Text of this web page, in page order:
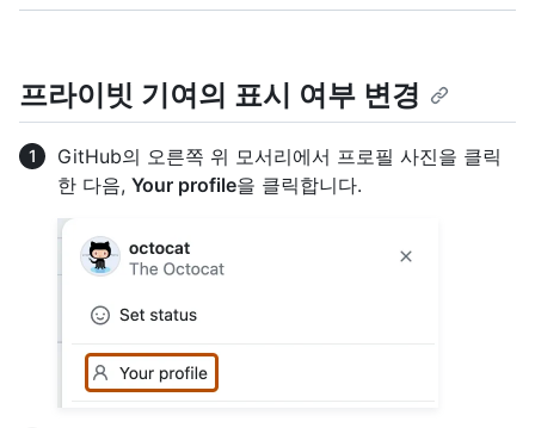
프라이빗 기여의 표시 여부 변경
GitHub의 오른쪽 위 모서리에서 프로필 사진을 클릭
한 다음, Your profile을 클릭합니다.